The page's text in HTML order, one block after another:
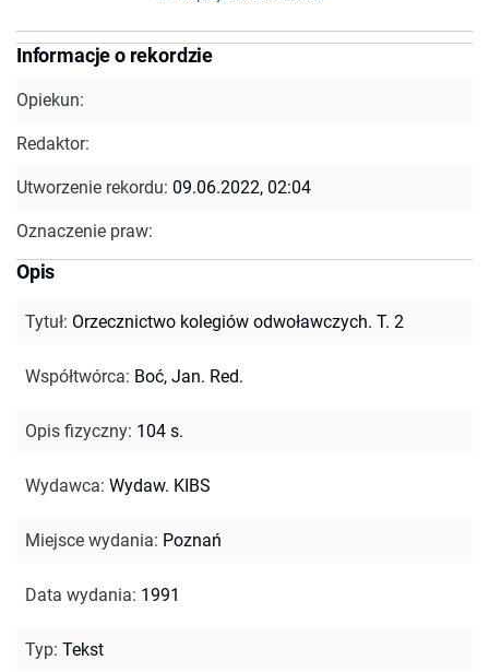
Informacje o rekordzie
Opiekun:
Redaktor:
Utworzenie rekordu: 09.06.2022, 02:04
Oznaczenie praw:
Opis
Tytuł: Orzecznictwo kolegiów odwoławczych. T. 2
Współtwórca: Boć, Jan. Red.
Opis fizyczny: 104 s.
Wydawca: Wydaw. KIBS
Miejsce wydania: Poznań
Data wydania: 1991
Typ: Tekst